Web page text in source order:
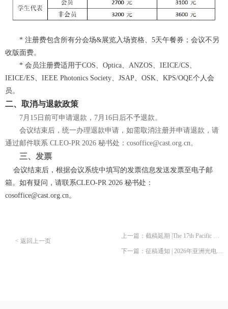
* 注册费包含所有分会场&展览入场资格、5天午餐券；会议不另
收版面费。
* 会员注册费适用于COS、 Optica、ANZOS、IEICE/CS、
IEICE/ES、IEEE Photonics Society、JSAP、OSK、KPS/OQE个人会
员。
二、 取消与退款政策
7月15日前可申请退款，7月16日后不予退款。
会议结束后，统一办理退款申请，如需取消注册并申请退款，请
通过邮件联系 CLEO-PR 2026 秘书处：cosoffice@cast.org.cn。
三、 发票
会议结束后，根据会议系统中填写的发票信息发送发票至电子邮
箱。如有疑问，请联系CLEO-PR 2026 秘书处：
cosoffice@cast.org.cn。
上一篇：截稿延期 |The 17th Pacific Rim Conference on Lasers and Electro-Optics (CLEO-PR 2026)
下一篇：征稿通知 | 2026年亚洲光电子会议（Photonics Asia 2026）
< 返回上一页